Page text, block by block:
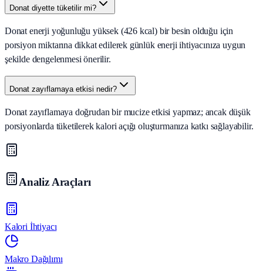
Donat diyette tüketilir mi?
Donat enerji yoğunluğu yüksek (426 kcal) bir besin olduğu için
porsiyon miktarına dikkat edilerek günlük enerji ihtiyacınıza uygun
şekilde dengelenmesi önerilir.
Donat zayıflamaya etkisi nedir?
Donat zayıflamaya doğrudan bir mucize etkisi yapmaz; ancak düşük
porsiyonlarda tüketilerek kalori açığı oluşturmanıza katkı sağlayabilir.
Analiz Araçları
Kalori İhtiyacı
Makro Dağılımı